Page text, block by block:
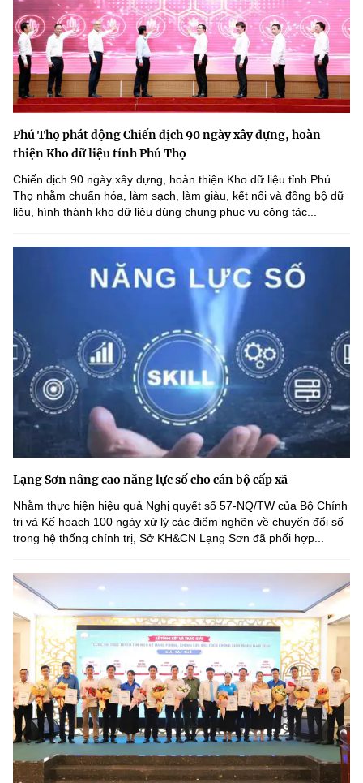
Phú Thọ phát động Chiến dịch 90 ngày xây dựng, hoàn
thiện Kho dữ liệu tỉnh Phú Thọ
Chiến dịch 90 ngày xây dựng, hoàn thiện Kho dữ liệu tỉnh Phú
Thọ nhằm chuẩn hóa, làm sạch, làm giàu, kết nối và đồng bộ dữ
liệu, hình thành kho dữ liệu dùng chung phục vụ công tác...
Lạng Sơn nâng cao năng lực số cho cán bộ cấp xã
Nhằm thực hiện hiệu quả Nghị quyết số 57-NQ/TW của Bộ Chính
trị và Kế hoạch 100 ngày xử lý các điểm nghẽn về chuyển đổi số
trong hệ thống chính trị, Sở KH&CN Lạng Sơn đã phối hợp...